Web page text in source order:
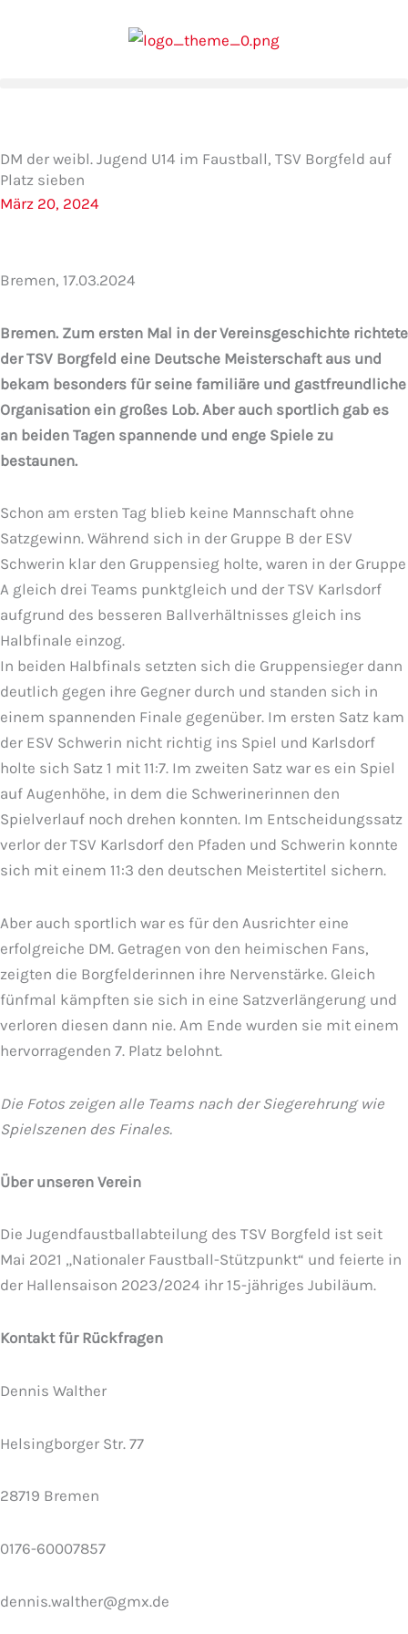
DM der weibl. Jugend U14 im Faustball, TSV Borgfeld auf
Platz sieben
März 20, 2024
Bremen, 17.03.2024
Bremen. Zum ersten Mal in der Vereinsgeschichte richtete
der TSV Borgfeld eine Deutsche Meisterschaft aus und
bekam besonders für seine familiäre und gastfreundliche
Organisation ein großes Lob. Aber auch sportlich gab es
an beiden Tagen spannende und enge Spiele zu
bestaunen.
Schon am ersten Tag blieb keine Mannschaft ohne
Satzgewinn. Während sich in der Gruppe B der ESV
Schwerin klar den Gruppensieg holte, waren in der Gruppe
A gleich drei Teams punktgleich und der TSV Karlsdorf
aufgrund des besseren Ballverhältnisses gleich ins
Halbfinale einzog.
In beiden Halbfinals setzten sich die Gruppensieger dann
deutlich gegen ihre Gegner durch und standen sich in
einem spannenden Finale gegenüber. Im ersten Satz kam
der ESV Schwerin nicht richtig ins Spiel und Karlsdorf
holte sich Satz 1 mit 11:7. Im zweiten Satz war es ein Spiel
auf Augenhöhe, in dem die Schwerinerinnen den
Spielverlauf noch drehen konnten. Im Entscheidungssatz
verlor der TSV Karlsdorf den Pfaden und Schwerin konnte
sich mit einem 11:3 den deutschen Meistertitel sichern.
Aber auch sportlich war es für den Ausrichter eine
erfolgreiche DM. Getragen von den heimischen Fans,
zeigten die Borgfelderinnen ihre Nervenstärke. Gleich
fünfmal kämpften sie sich in eine Satzverlängerung und
verloren diesen dann nie. Am Ende wurden sie mit einem
hervorragenden 7. Platz belohnt.
Die Fotos zeigen alle Teams nach der Siegerehrung wie
Spielszenen des Finales.
Über unseren Verein
Die Jugendfaustballabteilung des TSV Borgfeld ist seit
Mai 2021 „Nationaler Faustball-Stützpunkt“ und feierte in
der Hallensaison 2023/2024 ihr 15-jähriges Jubiläum.
Kontakt für Rückfragen
Dennis Walther
Helsingborger Str. 77
28719 Bremen
0176-60007857
dennis.walther@gmx.de